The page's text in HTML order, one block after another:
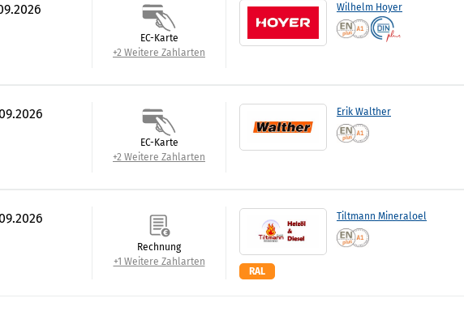
Wilhelm Hoyer
EC-Karte
+2 Weitere Zahlarten
Erik Walther
EC-Karte
+2 Weitere Zahlarten
Tiltmann Mineraloel
RAL
Rechnung
+1 Weitere Zahlarten